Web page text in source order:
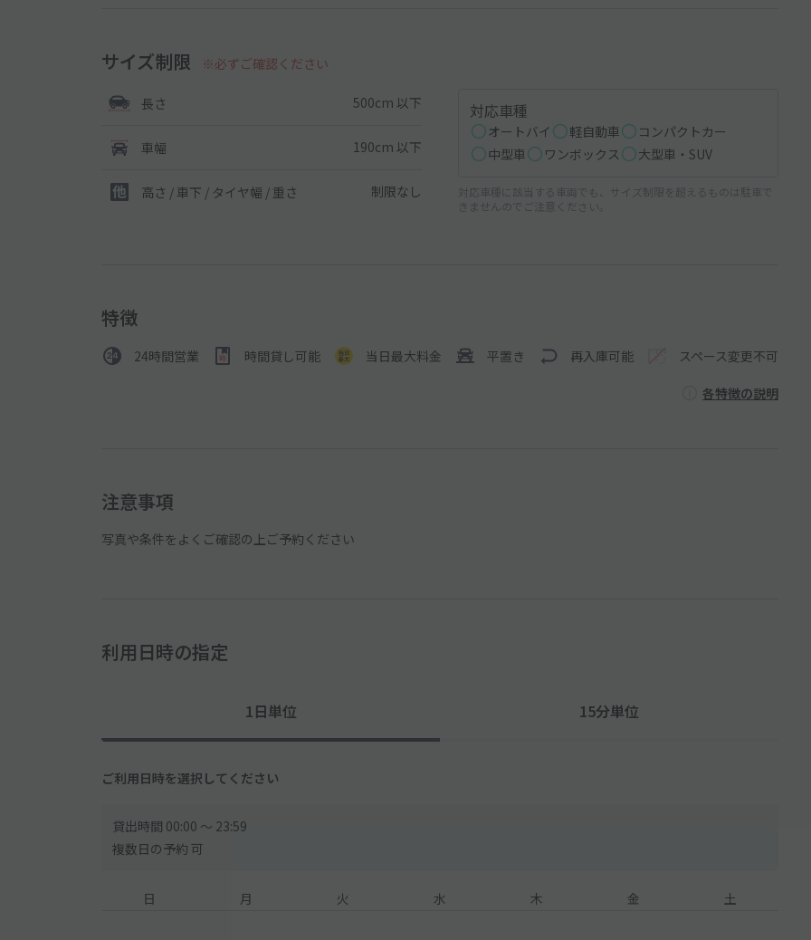
サイズ制限 ※必ずご確認ください
長さ 500cm 以下
車幅 190cm 以下
高さ / 車下 / タイヤ幅 / 重さ 制限なし
対応車種
オートバイ 軽自動車
コンパクトカー
中型車
ワンボックス 大型車・SUV
対応車種に該当する車両でも、サイズ制限を超えるものは駐車で
きませんのでご注意ください。
特徴
24時間営業 時間貸し可能 当日最大料金 平置き 再入庫可能 スペース変更不可
各特徴の説明
注意事項
写真や条件をよくご確認の上ご予約ください
利用日時の指定
1日単位 15分単位
ご利用日時を選択してください
貸出時間 00:00 〜 23:59
複数日の予約 可
日 月 火 水 木 金 土